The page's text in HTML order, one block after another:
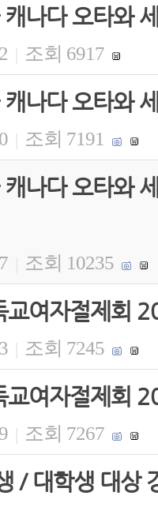
나다 오타와
| 조회 6917
나다 오타와
| 조회 7191
나다 오타와
조회 10235
교여자절제회
| 조회 7245
교여자절제회
| 조회 7267
/ 대학생 대상